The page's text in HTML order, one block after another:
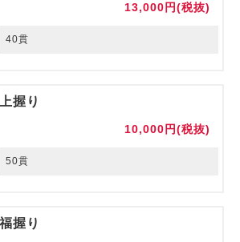
13,000円(税抜)
40貫
上握り
10,000円(税抜)
50貫
福握り